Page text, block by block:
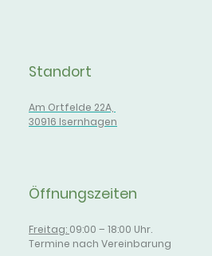
Standort
Am Ortfelde 22A,
30916 Isernhagen
Öffnungszeiten
Freitag: 09:00 – 18:00 Uhr.
Termine nach Vereinbarung